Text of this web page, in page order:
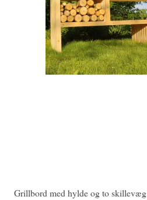
Grillbord med hylde og to skillevæg